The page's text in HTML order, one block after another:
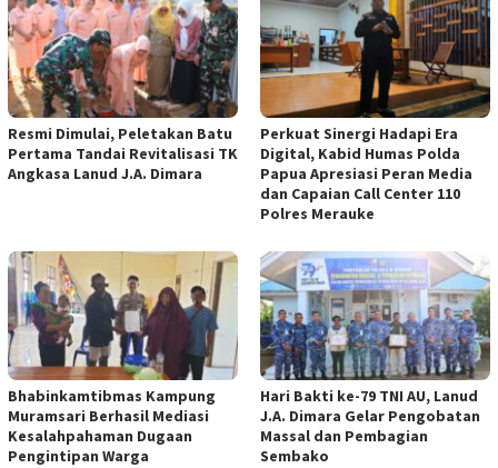
Resmi Dimulai, Peletakan Batu
Pertama Tandai Revitalisasi TK
Angkasa Lanud J.A. Dimara
Perkuat Sinergi Hadapi Era
Digital, Kabid Humas Polda
Papua Apresiasi Peran Media
dan Capaian Call Center 110
Polres Merauke
Bhabinkamtibmas Kampung
Muramsari Berhasil Mediasi
Kesalahpahaman Dugaan
Pengintipan Warga
Hari Bakti ke-79 TNI AU, Lanud
J.A. Dimara Gelar Pengobatan
Massal dan Pembagian
Sembako